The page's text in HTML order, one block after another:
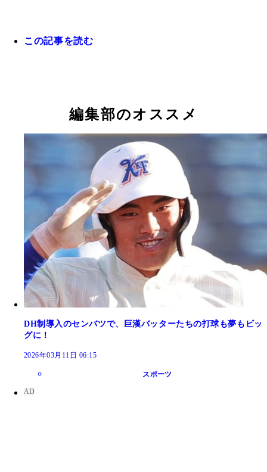
を駆使する
この記事を読む
編集部のオススメ
DH制導入のセンバツで、巨漢バッターたちの打球も夢もビッ
グに！
2026年03月11日 06:15
スポーツ